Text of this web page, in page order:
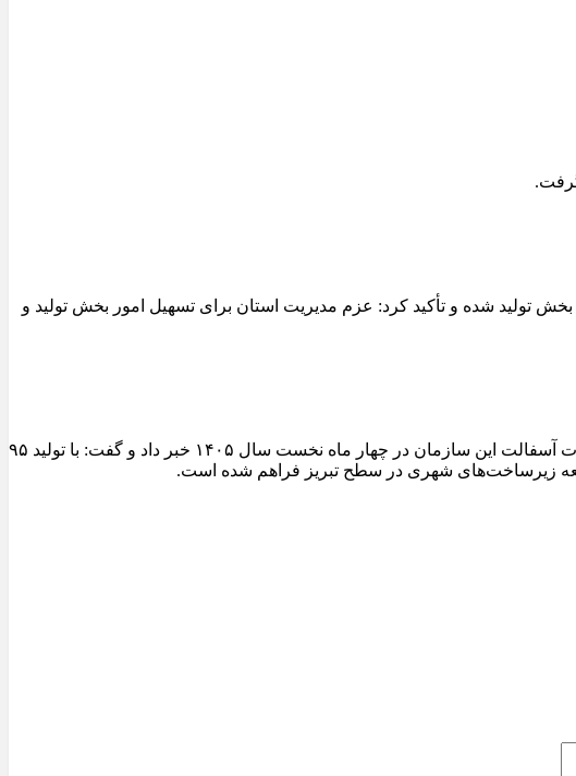
تولید شده و تأکید کرد: عزم مدیریت استان برای تسهیل امور بخش تولید و
مدیرعامل سازمان عمران و بازآفرینی فضاهای شهری شهرداری تبریز از ثبت یکی از شاخص‌ترین عملکردهای تولیدی کارخانجات آسفالت این سازمان در چهار ماه نخست سال ۱۴۰۵ خبر داد و گفت: با تولید ۹۵